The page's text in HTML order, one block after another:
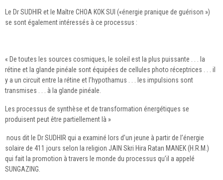
Le Dr SUDHIR et le Maître CHOA KOK SUI («énergie pranique de guérison »)
se sont également intéressés à ce processus :
« De toutes les sources cosmiques, le soleil est la plus puissante . . . la
rétine et la glande pinéale sont équipées de cellules photo réceptrices . . . il
y a un circuit entre la rétine et l’hypothamus . . . les impulsions sont
transmises . . . à la glande pinéale.
Les processus de synthèse et de transformation énergétiques se
produisent peut être partiellement là »
nous dit le Dr SUDHIR qui a examiné lors d’un jeune à partir de l’énergie
solaire de 411 jours selon la religion JAIN Skri Hira Ratan MANEK (H.R.M.)
qui fait la promotion à travers le monde du processus qu’il a appelé
SUNGAZING.